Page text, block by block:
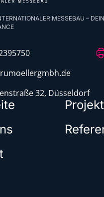
MESSEBAU –
32, Düsseldorf